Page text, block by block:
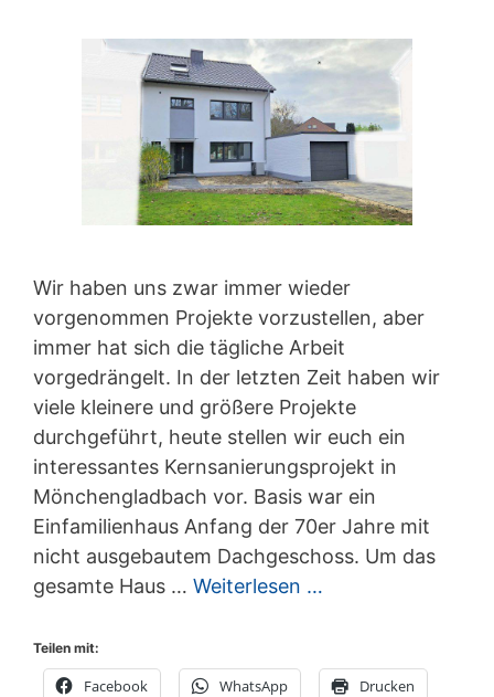
Wir haben uns zwar immer wieder
vorgenommen Projekte vorzustellen, aber
immer hat sich die tägliche Arbeit
vorgedrängelt. In der letzten Zeit haben wir
viele kleinere und größere Projekte
durchgeführt, heute stellen wir euch ein
interessantes Kernsanierungsprojekt in
Mönchengladbach vor. Basis war ein
Einfamilienhaus Anfang der 70er Jahre mit
nicht ausgebautem Dachgeschoss. Um das
gesamte Haus … Weiterlesen …
Teilen mit:
Facebook WhatsApp Drucken